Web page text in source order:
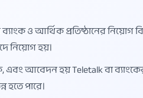
ও আর্থিক প্রতিষ্ঠানের
নিয়োগ হয়।
এবং আবেদন হয় Teletalk বা
হতে পারে।